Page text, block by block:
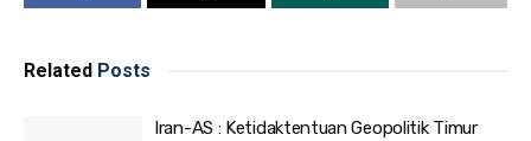
Related Posts
Iran-AS : Ketidaktentuan Geopolitik Timur